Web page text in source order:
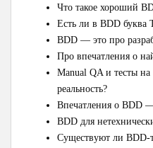
Что такое хороший
Есть ли в BDD буква
BDD — это про
Про впечатления о
Manual QA и тесты
реальность?
Впечатления о BDD
BDD для
Существуют ли